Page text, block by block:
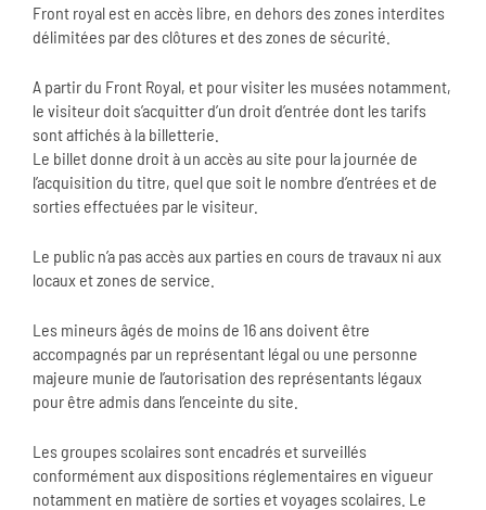
Front royal est en accès libre, en dehors des zones interdites
délimitées par des clôtures et des zones de sécurité.
A partir du Front Royal, et pour visiter les musées notamment,
le visiteur doit s’acquitter d’un droit d’entrée dont les tarifs
sont affichés à la billetterie.
Le billet donne droit à un accès au site pour la journée de
l’acquisition du titre, quel que soit le nombre d’entrées et de
sorties effectuées par le visiteur.
Le public n’a pas accès aux parties en cours de travaux ni aux
locaux et zones de service.
Les mineurs âgés de moins de 16 ans doivent être
accompagnés par un représentant légal ou une personne
majeure munie de l’autorisation des représentants légaux
pour être admis dans l’enceinte du site.
Les groupes scolaires sont encadrés et surveillés
conformément aux dispositions réglementaires en vigueur
notamment en matière de sorties et voyages scolaires. Le